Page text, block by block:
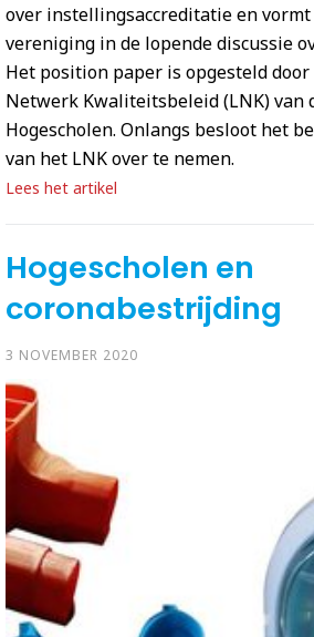
over instellingsaccreditatie en vormt
vereniging in de lopende discussie
Het position paper is opgesteld
Netwerk Kwaliteitsbeleid (LNK) van
Hogescholen. Onlangs besloot het
van het LNK over te nemen.
Lees het artikel
Hogescholen en
coronabestrijding
3 NOVEMBER 2020